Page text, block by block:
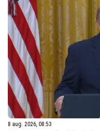
8 aug. 2026, 08:53